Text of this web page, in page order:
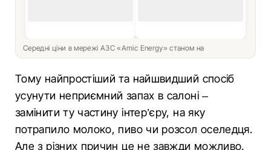
Середні ціни в мережі АЗС «Amic Energy» станом на
Тому найпростіший та найшвидший спосіб
усунути неприємний запах в салоні –
замінити ту частину інтер’єру, на яку
потрапило молоко, пиво чи розсол оселедця.
Але з різних причин це не завжди можливо.